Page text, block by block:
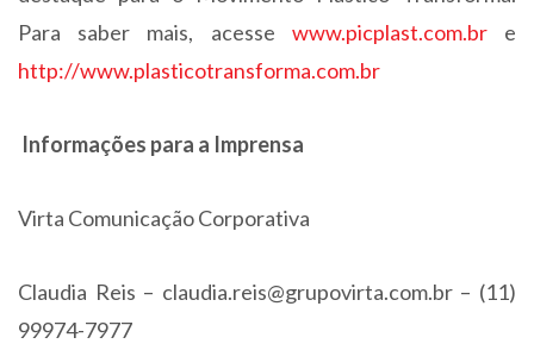
Para saber mais, acesse www.picplast.com.bre
http://www.plasticotransforma.com.br
Informações para a Imprensa
Virta Comunicação Corporativa
Claudia Reis – claudia.reis@grupovirta.com.br– (11)
99974-7977